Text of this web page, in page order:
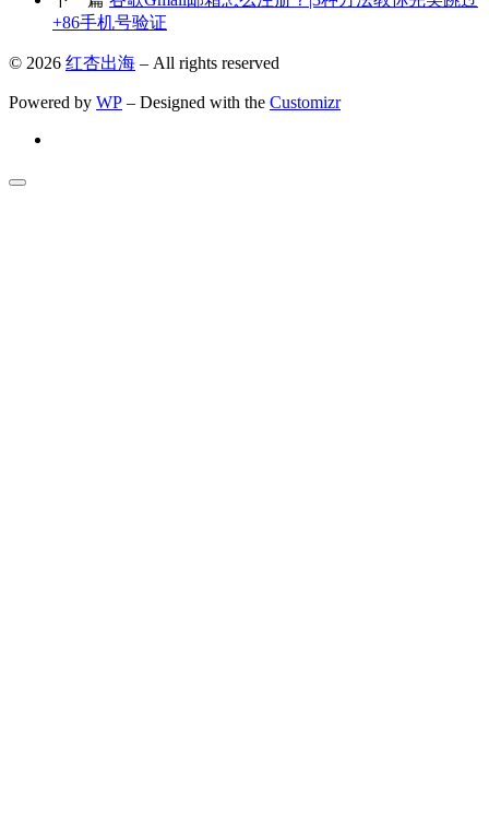
+86手机号验证
© 2026 红杏出海 – All rights reserved
Powered by WP – Designed with the Customizr